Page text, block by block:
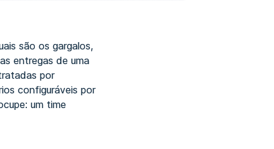
são os gargalos,
entregas de uma
por
configuráveis por
um time